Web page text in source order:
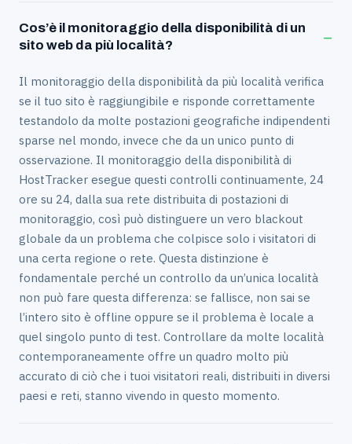
Cos’è il monitoraggio della disponibilità di un
sito web da più località?
−
Il monitoraggio della disponibilità da più località verifica
se il tuo sito è raggiungibile e risponde correttamente
testandolo da molte postazioni geografiche indipendenti
sparse nel mondo, invece che da un unico punto di
osservazione. Il monitoraggio della disponibilità di
HostTracker esegue questi controlli continuamente, 24
ore su 24, dalla sua rete distribuita di postazioni di
monitoraggio, così può distinguere un vero blackout
globale da un problema che colpisce solo i visitatori di
una certa regione o rete. Questa distinzione è
fondamentale perché un controllo da un’unica località
non può fare questa differenza: se fallisce, non sai se
l’intero sito è offline oppure se il problema è locale a
quel singolo punto di test. Controllare da molte località
contemporaneamente offre un quadro molto più
accurato di ciò che i tuoi visitatori reali, distribuiti in diversi
paesi e reti, stanno vivendo in questo momento.